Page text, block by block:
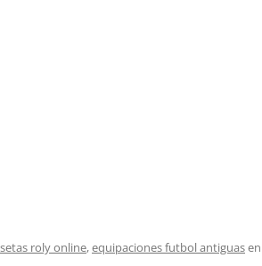
roly online,equipaciones futbol antiguasen